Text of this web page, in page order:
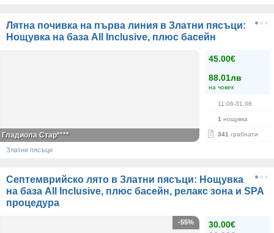
Лятна почивка на първа линия в Златни пясъци:
Нощувка на база All Inclusive, плюс басейн
45.00€
88.01лв
на човек
11.06-31.08
1 нощувка
341 грабнати
Гладиола Стар****
Златни пясъци
Септемврийско лято в Златни пясъци: Нощувка
на база All Inclusive, плюс басейн, релакс зона и SPA
процедура
30.00€
-55%